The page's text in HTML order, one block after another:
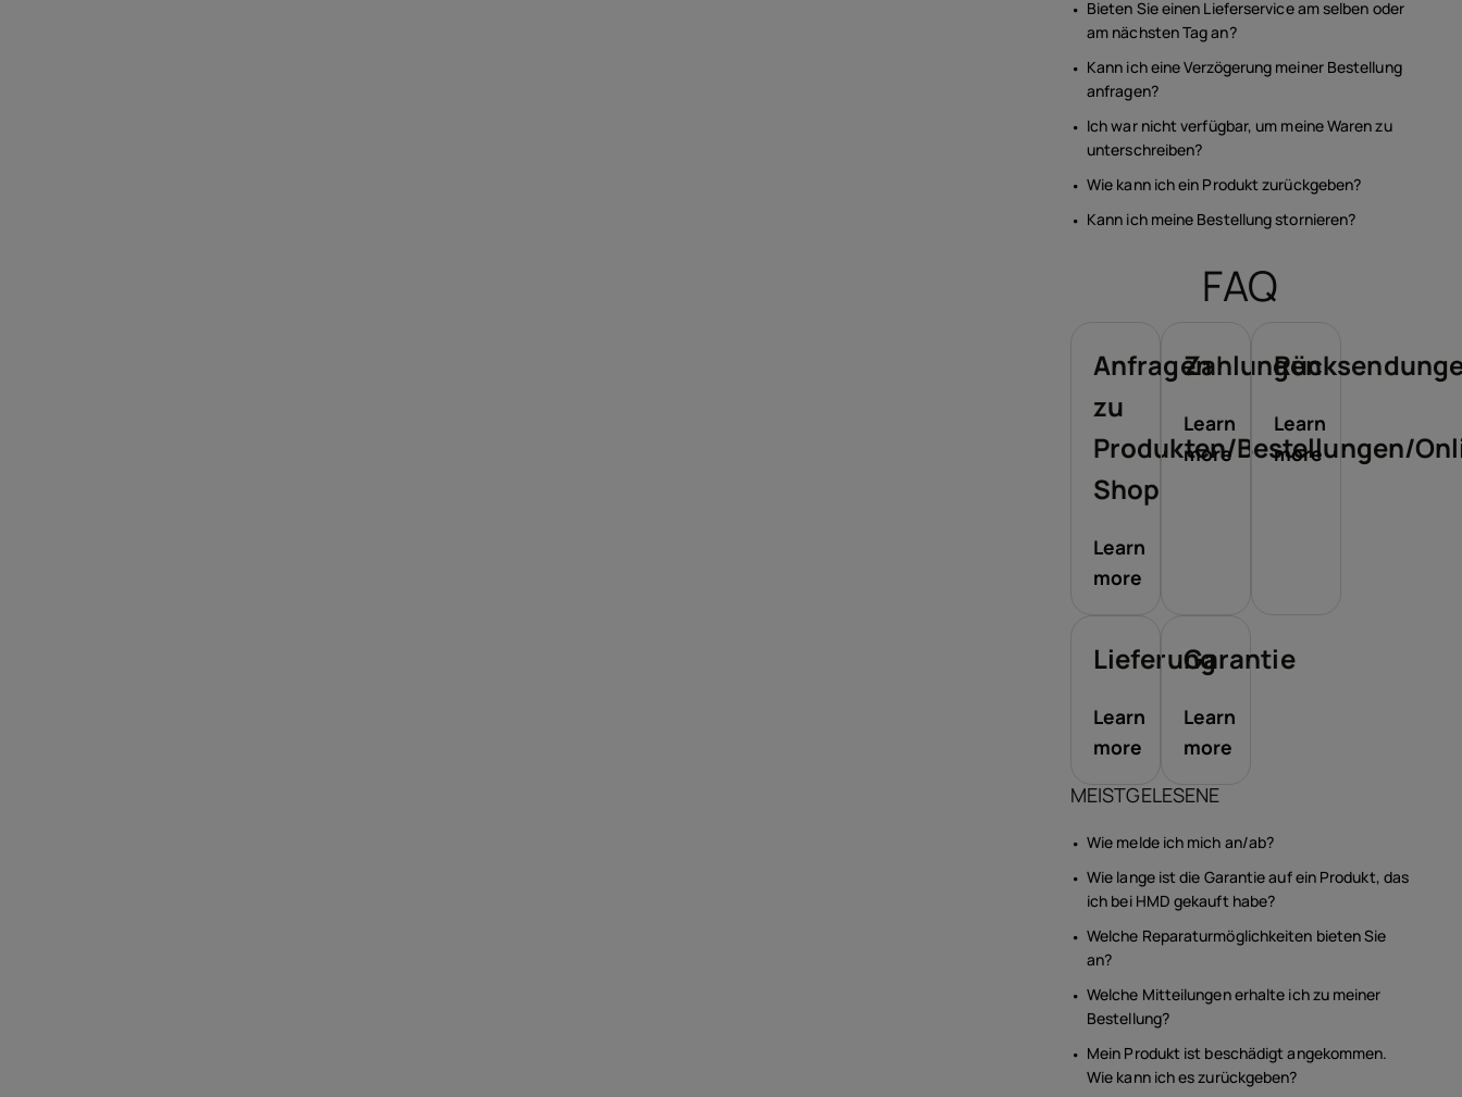
Bieten Sie einen Lieferservice am selben oder
am nächsten Tag an?
Kann ich eine Verzögerung meiner Bestellung
anfragen?
Ich war nicht verfügbar, um meine Waren zu
unterschreiben?
Wie kann ich ein Produkt zurückgeben?
Kann ich meine Bestellung stornieren?
FAQ
Anfragen
zu
Produkten/Bestellungen/
Shop
Learn
more
Zahlungen
Learn
more
Learn
more
Lieferung
Learn
more
Garantie
Learn
more
MEISTGELESENE
Wie melde ich mich an/ab?
Wie lange ist die Garantie auf ein Produkt, das
ich bei HMD gekauft habe?
Welche Reparaturmöglichkeiten bieten Sie
an?
Welche Mitteilungen erhalte ich zu meiner
Bestellung?
Mein Produkt ist beschädigt angekommen.
Wie kann ich es zurückgeben?